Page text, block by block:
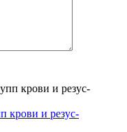
крови и резус-